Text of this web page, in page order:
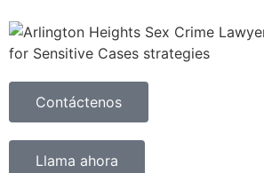
Contáctenos
Llama ahora